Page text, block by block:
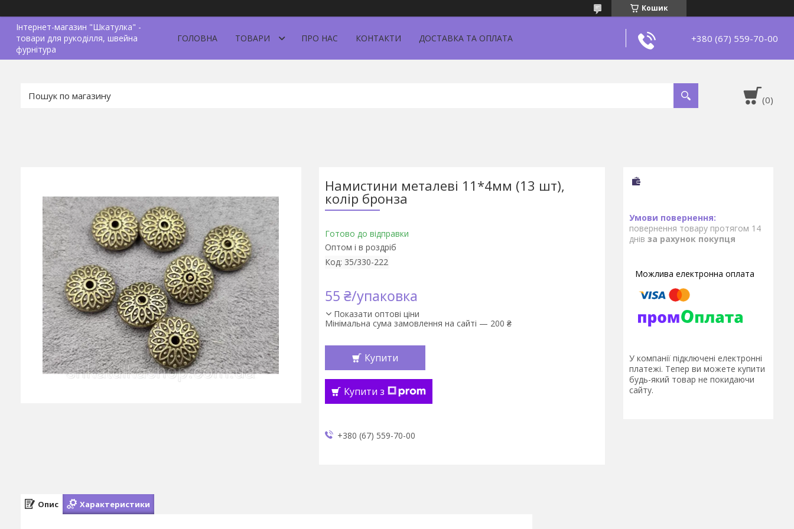
Кошик
Інтернет-магазин "Шкатулка" -
товари для рукоділля, швейна
фурнітура
ГОЛОВНА ТОВАРИ ПРО НАС КОНТАКТИ ДОСТАВКА ТА ОПЛАТА +380 (67) 559-70-00
Намистини металеві 11*4мм (13 шт),
колір бронза
Готово до відправки
Оптом і в роздріб
Код: 35/330-222
55 ₴/упаковка
Показати оптові ціни
Мінімальна сума замовлення на сайті — 200 ₴
Купити
Купити з
+380 (67) 559-70-00
повернення товару протягом 14
днів за рахунок покупця
У компанії підключені електронні
платежі. Тепер ви можете купити
будь-який товар не покидаючи
сайту.
Опис Характеристики